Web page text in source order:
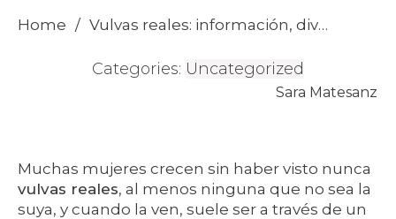
Home / Vulvas reales: información, diversidad y autocuidado para abrazar tu cuerpo
Categories: Uncategorized
Sara Matesanz
Muchas mujeres crecen sin haber visto nunca
vulvas reales, al menos ninguna que no sea la
suya, y cuando la ven, suele ser a través de un